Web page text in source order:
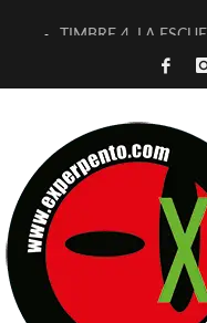
TIMBRE 4, LA
30 AÑOS (NO ES
D’BALDOMEROS
MARSHALL FLASH
JOFRE BARDAGÍ
YORCH PRESENTA
MAGALÍ